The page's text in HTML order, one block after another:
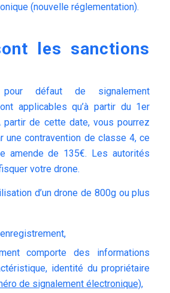
(nouvelle réglementation).
les sanctions
défaut de signalement
applicables qu’à partir du 1er
partir de cette date, vous pourrez
une contravention de classe 4, ce
amende de 135€. Les autorités
votre drone.
d’un drone de 800g ou plus
comporte des informations
identité du propriétaire
de signalement électronique),